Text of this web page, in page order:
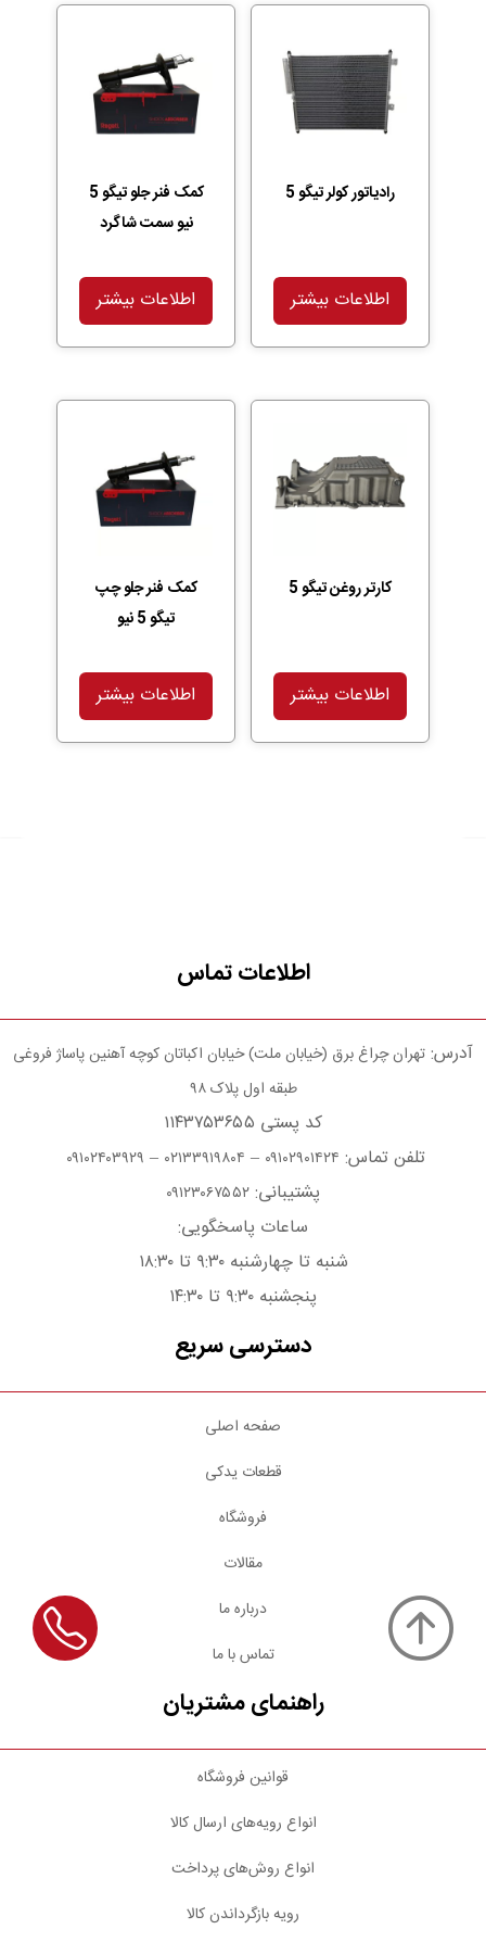
رادیاتور کولر تیگو 5
اطلاعات بیشتر
کمک فنر جلو تیگو 5
نیو سمت شاگرد
اطلاعات بیشتر
کارتر روغن تیگو 5
اطلاعات بیشتر
کمک فنر جلو چپ
تیگو 5 نیو
اطلاعات بیشتر
اطلاعات تماس
آدرس: تهران چراغ برق (خیابان ملت) خیابان اکباتان کوچه آهنین پاساژ فروغی
طبقه اول پلاک ۹۸
کد پستی ۱۱۴۳۷۵۳۶۵۵
تلفن تماس: ۰۹۱۰۲۹۰۱۴۲۴ – ۰۲۱۳۳۹۱۹۸۰۴ – ۰۹۱۰۲۴۰۳۹۲۹
پشتیبانی: ۰۹۱۲۳۰۶۷۵۵۲
ساعات پاسخگویی:
شنبه تا چهارشنبه ۹:۳۰ تا ۱۸:۳۰
پنجشنبه ۹:۳۰ تا ۱۴:۳۰
دسترسی سریع
صفحه اصلی
قطعات یدکی
فروشگاه
مقالات
درباره ما
تماس با ما
راهنمای مشتریان
قوانین فروشگاه
انواع رویه‌های ارسال کالا
انواع روش‌های پرداخت
رویه بازگرداندن کالا